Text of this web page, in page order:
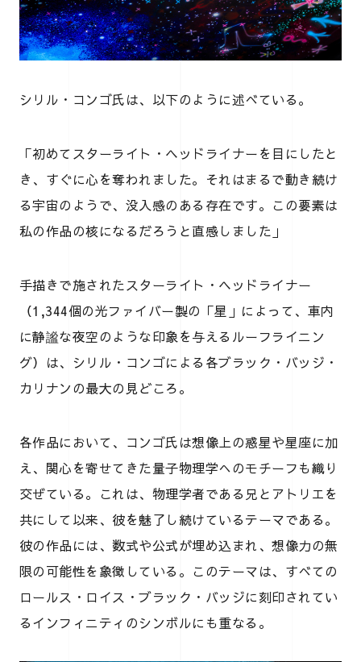
シリル・コンゴ氏は、以下のように述べている。
「初めてスターライト・ヘッドライナーを目にしたと
き、すぐに心を奪われました。それはまるで動き続け
る宇宙のようで、没入感のある存在です。この要素は
私の作品の核になるだろうと直感しました」
手描きで施されたスターライト・ヘッドライナー
（1,344個の光ファイバー製の「星」によって、車内
に静謐な夜空のような印象を与えるルーフライニン
グ）は、シリル・コンゴによる各ブラック・バッジ・
カリナンの最大の見どころ。
各作品において、コンゴ氏は想像上の惑星や星座に加
え、関心を寄せてきた量子物理学へのモチーフも織り
交ぜている。これは、物理学者である兄とアトリエを
共にして以来、彼を魅了し続けているテーマである。
彼の作品には、数式や公式が埋め込まれ、想像力の無
限の可能性を象徴している。このテーマは、すべての
ロールス・ロイス・ブラック・バッジに刻印されてい
るインフィニティのシンボルにも重なる。